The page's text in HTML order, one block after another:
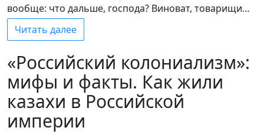
вообще: что дальше, господа? Виноват, товарищи…
Читать далее
«Российский колониализм»:
мифы и факты. Как жили
казахи в Российской
империи